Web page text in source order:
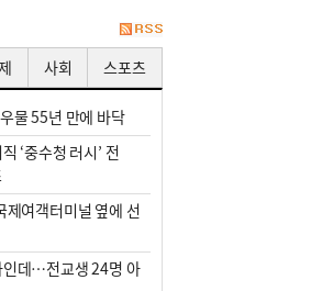
사회 스포츠
물 55년 만에 바닥
‘중수청 러시’ 전
제여객터미널 옆에 선
인데…전교생 24명 아